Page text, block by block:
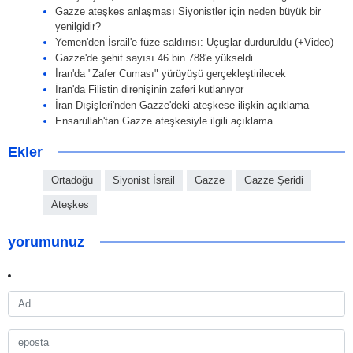
Gazze ateşkes anlaşması Siyonistler için neden büyük bir
yenilgidir?
Yemen'den İsrail'e füze saldırısı: Uçuşlar durduruldu (+Video)
Gazze'de şehit sayısı 46 bin 788'e yükseldi
İran'da "Zafer Cuması" yürüyüşü gerçekleştirilecek
İran'da Filistin direnişinin zaferi kutlanıyor
İran Dışişleri'nden Gazze'deki ateşkese ilişkin açıklama
Ensarullah'tan Gazze ateşkesiyle ilgili açıklama
Ekler
Ortadoğu Siyonist İsrail Gazze Gazze Şeridi
Ateşkes
yorumunuz